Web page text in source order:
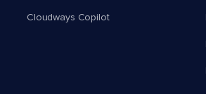
Cloudways Copilot